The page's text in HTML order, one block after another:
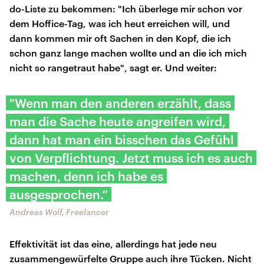
do-Liste zu bekommen: "Ich überlege mir schon vor
dem Hoffice-Tag, was ich heut erreichen will, und
dann kommen mir oft Sachen in den Kopf, die ich
schon ganz lange machen wollte und an die ich mich
nicht so rangetraut habe", sagt er. Und weiter:
"Wenn man den anderen erzählt, dass
man die Sache heute angreifen wird,
dann hat man ein bisschen das Gefühl
von Verpflichtung. Jetzt muss ich es auch
machen, denn ich habe es
ausgesprochen.“
Andreas Wolf, Freelancer
Effektivität ist das eine, allerdings hat jede neu
zusammengewürfelte Gruppe auch ihre Tücken. Nicht